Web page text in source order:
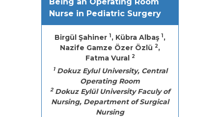
Nurse in Pediatric Surgery
Birgül Şahiner 1, Kübra Albaş 1,
Nazife Gamze Özer Özlü 2,
Fatma Vural 2
1Dokuz Eylul University, Central
Operating Room
2Dokuz Eylül University Faculy of
Nursing, Department of Surgical
Nursing